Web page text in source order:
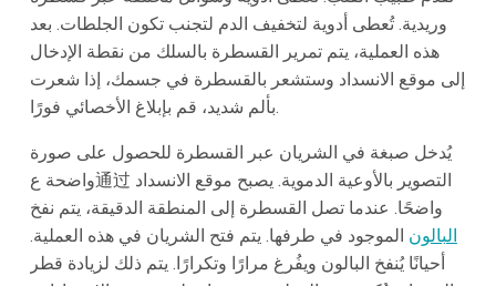
وريدية. تُعطى أدوية لتخفيف الدم لتجنب تكون الجلطات. بعد
هذه العملية، يتم تمرير القسطرة بالسلك من نقطة الإدخال
إلى موقع الانسداد وستشعر بالقسطرة في جسمك، إذا شعرت
بألم شديد، قم بإبلاغ الأخصائي فورًا.
يُدخل صبغة في الشريان عبر القسطرة للحصول على صورة
واضحة ع通过 التصوير بالأوعية الدموية. يصبح موقع الانسداد
واضحًا. عندما تصل القسطرة إلى المنطقة الدقيقة، يتم نفخ
البالون الموجود في طرفها. يتم فتح الشريان في هذه العملية.
أحيانًا يُنفخ البالون ويفُرغ مرارًا وتكرارًا. يتم ذلك لزيادة قطر